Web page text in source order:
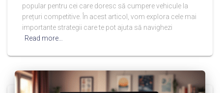
popular pentru cei care doresc să cumpere vehicule la
prețuri competitive. În acest articol, vom explora cele mai
importante strategii care te pot ajuta să navighezi
Read more…